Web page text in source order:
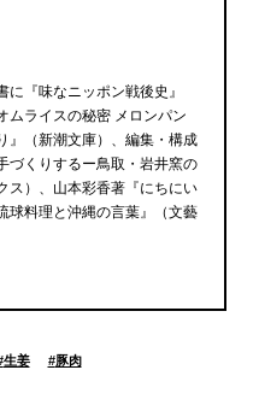
『味なニッポン戦後史』
ムライスの秘密 メロンパン
』（新潮文庫）、編集・構成
づくりするー鳥取・岩井窯の
ス）、山本彩香著『にちにい
球料理と沖縄の言葉』（文藝
生姜 #豚肉